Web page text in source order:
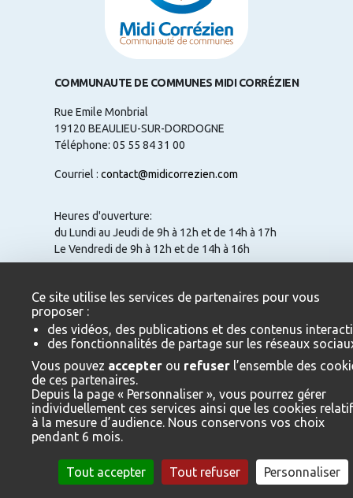
COMMUNAUTE DE COMMUNES MIDI CORRÉZIEN
Rue Emile Monbrial
19120 BEAULIEU-SUR-DORDOGNE
Téléphone: 05 55 84 31 00
Courriel : contact@midicorrezien.com
Heures d'ouverture:
du Lundi au Jeudi de 9h à 12h et de 14h à 17h
Le Vendredi de 9h à 12h et de 14h à 16h
NOUS CONTACTER
Mentions légales
ESPACE ÉLUS / AGENTS
Ce site utilise les services de partenaires pour vous
proposer :
des vidéos, des publications et des contenus
des fonctionnalités de partage sur les réseaux
Vous pouvez accepter ou refuser l’ensemble des
de ces partenaires.
Depuis la page « Personnaliser », vous pourrez gérer
individuellement ces services ainsi que les cookies
à la mesure d’audience. Nous conservons vos choix
pendant 6 mois.
Tout accepter Tout refuser Personnaliser